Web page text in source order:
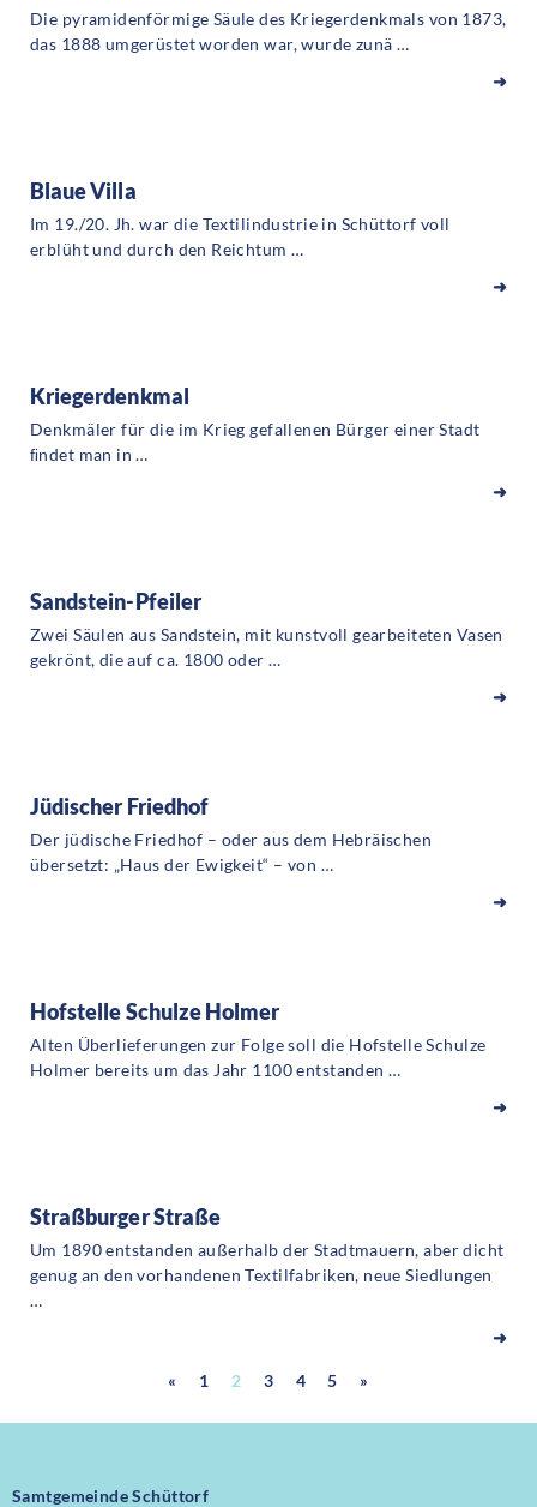
Die pyramidenförmige Säule des Kriegerdenkmals von 1873,
das 1888 umgerüstet worden war, wurde zunä …
➜
Blaue Villa
Im 19./20. Jh. war die Textilindustrie in Schüttorf voll
erblüht und durch den Reichtum …
➜
Kriegerdenkmal
Denkmäler für die im Krieg gefallenen Bürger einer Stadt
ﬁndet man in …
➜
Sandstein-Pfeiler
Zwei Säulen aus Sandstein, mit kunstvoll gearbeiteten Vasen
gekrönt, die auf ca. 1800 oder …
➜
Jüdischer Friedhof
Der jüdische Friedhof – oder aus dem Hebräischen
übersetzt: „Haus der Ewigkeit“ – von …
➜
Hofstelle Schulze Holmer
Alten Überlieferungen zur Folge soll die Hofstelle Schulze
Holmer bereits um das Jahr 1100 entstanden …
➜
Straßburger Straße
Um 1890 entstanden außerhalb der Stadtmauern, aber dicht
genug an den vorhandenen Textilfabriken, neue Siedlungen
…
➜
« 1 2 3 4 5 »
Samtgemeinde Schüttorf